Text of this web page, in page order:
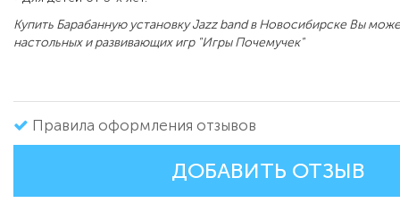
Купить Барабанную установку Jazz band в Новосибирске Вы
настольных и развивающих игр "Игры Почемучек"
Правила оформления отзывов
ДОБАВИТЬ ОТЗЫВ